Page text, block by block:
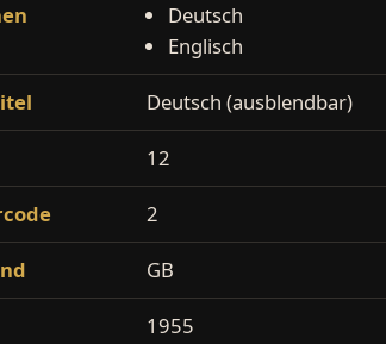
Deutsch
Englisch
Deutsch (ausblendbar)
12
2
GB
1955